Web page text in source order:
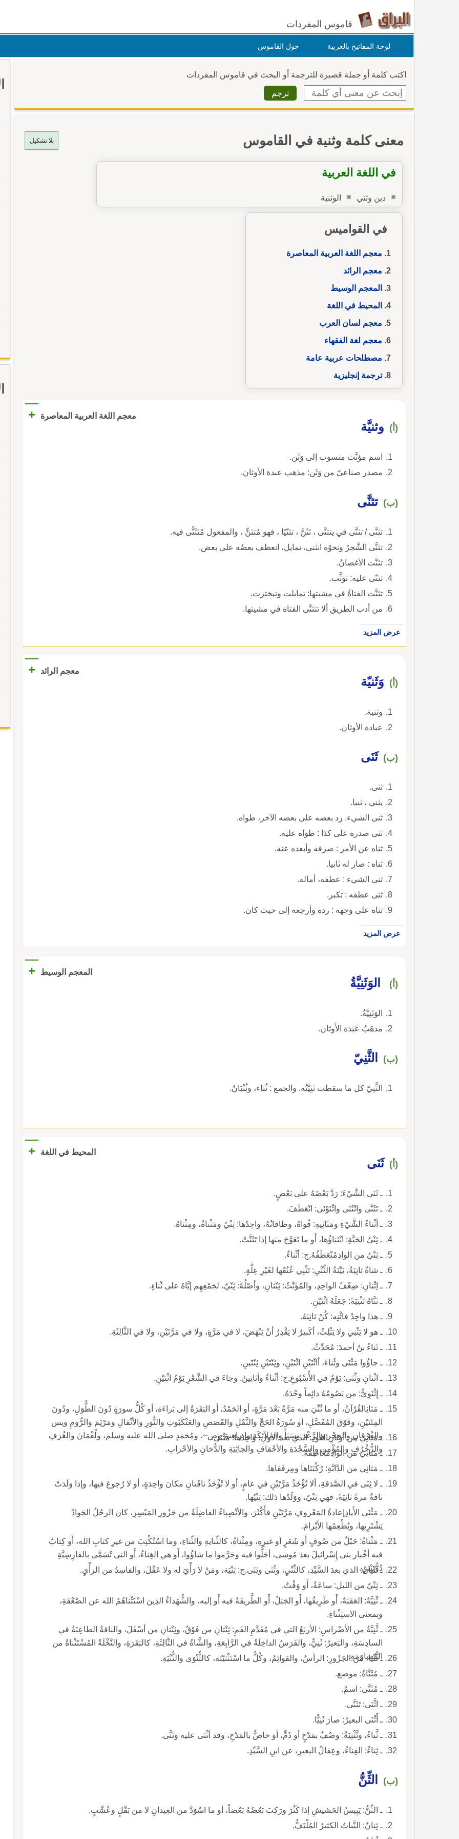
قاموس المفردات
لوحة المفاتيح بالعربية حول القاموس
اكتب كلمة أو جملة قصيرة للترجمة أو البحث في قاموس المفردات
بلا تشكيل معنى كلمة وثنية في القاموس
في اللغة العربية
دين وثني الوثنية
في القواميس
معجم اللغة العربية المعاصرة
معجم الرائد
المعجم الوسيط
المحيط في اللغة
معجم لسان العرب
معجم لغة الفقهاء
مصطلحات عربية عامة
ترجمة إنجليزية
معجم اللغة العربية المعاصرة +
(أ) وثنيَّة
اسم مؤنَّث منسوب إلى وَثَن.
مصدر صناعيّ من وَثَن: مذهب عبدة الأوثان.
(ب) تثنَّى
تثنَّى / تثنَّى في يتثنَّى ، تَثَنَّ ، تثنّيًا ، فهو مُتثنٍّ ، والمفعول مُتَثَنًّى فيه.
تثنَّى الشَّجرُ ونحوُه انثنى، تمايل، انعطف بعضُه على بعض.
تثنَّت الأغصانُ.
تثنّى عليه: توثَّب.
تثنَّت الفتاةُ في مشيتها: تمايلت وتبخترت.
من أدب الطريق ألا تتثنَّى الفتاة في مشيتها.
عرض المزيد
معجم الرائد +
(أ) وَثَنيّة
وثنية.
عبادة الأوثان.
(ب) ثَنَى
ثنى.
يثني ، ثنيا.
ثنى الشيء. رد بعضه على بعضه الآخر، طواه.
ثنى صدره على كذا : طواه عليه.
ثناه عن الأمر : صرفه وأبعده عنه.
ثناه : صار له ثانيا.
ثنى الشيء : عطفه، أماله.
ثنى عطفه : تكبر.
ثناه على وجهه : رده وأرجعه إلى حيث كان.
عرض المزيد
المعجم الوسيط +
(أ) الوَثَنِيَّةُ
الوَثَنِيَّةُ.
مذهَبُ عَبَدَة الأَوثان.
(ب) الثَّنِيّ
الثَّنِيّ كل ما سقطت ثنِيَّتُه. والجمع : ثُنَاء، وثُنْيَانٌ.
المحيط في اللغة +
(أ) ثَنَى
ـ ثَنَى الشَّيْءَ: رَدَّ بَعْضَهُ على بَعْضٍ.
ـ تَثَنَّى وانْثَنَى واثْنَوْنَى: انْعَطَفَ.
ـ أثْناءُ الشَّيْءِ ومَثَانِيهِ: قُواهُ، وطاقاتُهُ، واحِدُها: ثِنْيٌ ومَثْناةٌ، ومِثْناهُ.
ـ ثِنْيُ الحَيَّةِ: انْثناؤُها، أَو ما تَعَوَّجَ منها إذا تَثَنَّتْ.
ـ ثِنْيُ من الوادِمُنْعَطَفُهُ,ج: أثْناءٌ.
ـ شاةٌ ثانِيَةٌ، بَيِّنَةُ الثِّنْيِ: تَثْنِي عُنُقَها لغَيْرِ عِلَّةٍ.
ـ اِثْنانِ: ضِعْفُ الواحِدِ، والمُؤَنَّثُ: ثِنْتانِ، وأصْلُهُ: ثِنْيٌ، لجَمْعِهِم إيَّاهُ على ثْناءٍ.
ـ ثَنَّاهُ تَثْنِيَةً: جَعَلَهُ اثْنَيْنِ.
ـ هذا واحِدٌ فاثْنِه: كُنْ ثانِيَهُ.
ـ هو لا يَثْنِي ولا يَثْلِثُ، أكَبيرٌ لا يَقْدِرُ أنْ يَنْهَضَ، لا في مَرَّةٍ، ولا في مَرَّتَيْنِ، ولا في الثَّالِثَةِ.
ـ ثَناءُ بنُ أحمدَ: مُحَدِّثٌ.
ـ جاؤُوا مَثْنَى وثُناءَ، أاثْنَيْنِ اثْنَيْنِ، وثِنْتَيْنِ ثِنْتَينِ.
ـ اثْنانِ وثِّنَى: يَوْمٌ في الأُسْبُوعِ,ج: أثْناءٌ وأثانِينُ. وجاءَ في الشِّعْرِ يَوْمُ اثْنَيْنِ.
ـ إِثْنَوِيُّ: من يَصُومُهُ دائِماً وحْدَهُ.
ـ مَثانِالقُرْآنُ، أو ما ثُنِّيَ منه مَرَّةً بَعْدَ مَرَّةٍ، أو الحَمْدُ، أو البَقَرَةُ إلى بَراءَة، أو كُلُّ سورَةٍ دُونَ الطُّوَلِ، ودُونَ
المِئَتَيْنِ، وفَوْقَ المُفَصَّلِ، أو سُورَةُ الحَجِّ والنَّمْلِ والقَصَصِ والعَنْكَبُوتِ والنُّورِ والأنْفالِ ومَرْيَمَ والرُّومِ ويس
والفُرْقانِ والحِجْرِ والرَّعْدِ وسَبَأَ والملآئكَةِ وإبراهيمَ وص~، ومُحَمدٍ صلى الله عليه وسلم، ولُقْمَانَ والغُرَفِ
والزُّخْرُفِ والمُؤْمِنِ والسَّجْدَةِ والأحْقافِ والجاثِيَةِ والدُّخانِ والأحْزابِ.
ـ مَثانِي من أوتارِ العُودِ: الذي بعدَ الأولِ، واحِدُها: مَثْنَى.
ـ مَثانِي من الوادِمَعَاطِفُهُ.
ـ مَثانِي من الدَّابَّةِ: رُكْبَتَاها ومِرفَقاها.
ـ لا ثِنَى في الصَّدَقةِ، ألا تُؤْخَذُ مَرَّتَيْنِ في عامٍ، أو لا تُؤْخَذُ ناقَتانِ مكانَ واحِدَةٍ، أو لا رُجوعَ فيها، وإذا وَلَدَتْ
ناقةٌ مرةً ثانِيَةً، فهي ثِنْيٌ، ووَلَدُها ذلك: ثِنْيُها.
ـ مَثْنَى الأَيادِإعادةُ المَعْروفِ مَرَّتَيْنِ فأَكْثَرَ، والأنْصِباءُ الفاضِلَةُ من جَزُورِ المَيْسِرِ، كان الرجُلُ الجَوادُ
يَشْتَرِيها، ويُطْعِمُها الأَبْرامَ.
ـ مَثْناةُ: حَبْلٌ من صُوفٍ أَو شَعَرٍ أو غيرِهِ، ومِثْناةُ، كالثِّنايةِ والثِّناءِ، وما اسْتُكْتِبَ من غيرِ كتابِ الله، أَو كِتابٌ
فيه أخْبار بني إِسْرائيلَ بعدَ مُوسى، أحَلُّوا فيه وحَرَّموا ما شاؤُوا، أَو هي الغِناءُ، أَو التي تُسَمَّى بالفارِسِيَّةِ
دُوبَيْتِي.
ـ ثُّنْيانُ: الذي بعدَ السَّيِّدِ، كالثِّنْيِ، وثُنَى وثِنَى,ج: ثِنْيَة، ومَنْ لا رَأْيَ له ولا عَقْلَ، والفاسِدُ من الرأْيِ.
ـ ثِنْيٌ من الليل: ساعَةٌ، أَو وَقْتٌ.
ـ ثَّنِيَّةُ: العَقَبَةُ، أَو طَرِيقُها، أَو الجَبَلُ، أَو الطَّريقَةُ فيه أَو إليه، والشُّهَداءُ الذِينَ اسْتَثْناهُمُ الله عن الصَّعْقَةِ،
وبمعنى الاستِثْناءِ.
ـ ثَّنِيَّةُ من الأضْراسِ: الأربَعُ التي في مُقَدَّمِ الفَمِ: ثِنْتانِ من فَوْقُ، وثِنْتانِ من أسْفَلَ، والناقةُ الطاعِنَةُ في
السادِسَةِ، والبَعيرُ: ثَنِيٌّ، والفَرَسُ الداخِلَةُ في الرَّابِعَةِ، والشَّاةُ في الثَّالِثَةِ، كالبَقَرَةِ، والنَّخْلَةُ المُسْتَثْناةُ من
المُساوَمَةِ.
ـ ثُّنْيَا، من الجَزُورِ: الرأسُ، والقوائِمُ، وكُلُّ ما اسْتَثْنَيْتَه، كالثُّنْوَى والثُّنْيَةِ.
ـ مُثَنَّاةُ: موضع.
ـ مُثَنَّى: اسمٌ.
ـ اثَّنَى: تَثَنَّى.
ـ أَثْنَى البعيرُ: صارَ ثَنِيًّا.
ـ ثَّناءُ، وتَّثْنِيَةُ: وصْفٌ بمَدْحٍ أو ذَمٍّ، أو خاصٌّ بالمَدْحِ، وقد أثْنَى عليه وثَنَّى.
ـ ثِناءٌ: الفِناءُ، وعِقالُ البعيرِ، عن ابنِ السَّيِّدِ.
(ب) الثِّنُّ
ـ الثِّنُّ: يَبِيسُ الحَشيشِ إذا كَثُرَ ورَكِبَ بَعْضُهُ بَعْضاً، أو ما اسْوَدَّ من العِيدانِ لا من بَقْلٍ وعُشْبٍ.
ـ ثِنانٌ: النَّباتُ الكثيرُ المُلْتَفُّ.